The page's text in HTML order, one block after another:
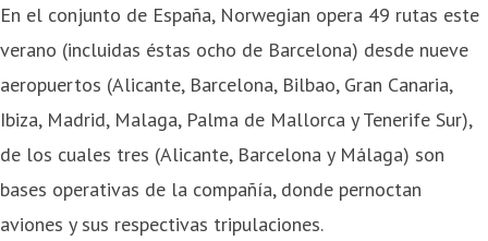
En el conjunto de España, Norwegian opera 49 rutas este
verano (incluidas éstas ocho de Barcelona) desde nueve
aeropuertos (Alicante, Barcelona, Bilbao, Gran Canaria,
Ibiza, Madrid, Malaga, Palma de Mallorca y Tenerife Sur),
de los cuales tres (Alicante, Barcelona y Málaga) son
bases operativas de la compañía, donde pernoctan
aviones y sus respectivas tripulaciones.